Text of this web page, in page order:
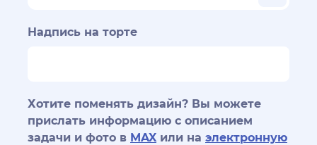
Надпись на торте
Хотите поменять дизайн? Вы можете
прислать информацию с описанием
задачи и фото в MAX или на электронную